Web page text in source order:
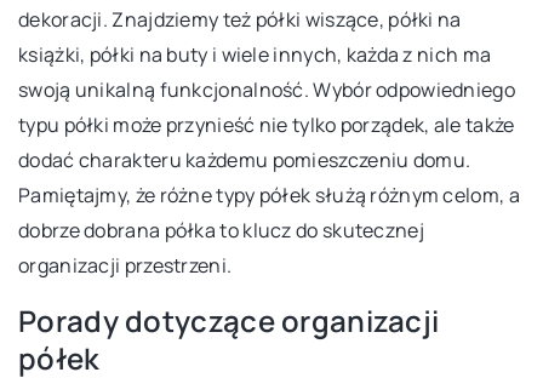
dekoracji. Znajdziemy też półki wiszące, półki na
książki, półki na buty i wiele innych, każda z nich ma
swoją unikalną funkcjonalność. Wybór odpowiedniego
typu półki może przynieść nie tylko porządek, ale także
dodać charakteru każdemu pomieszczeniu domu.
Pamiętajmy, że różne typy półek służą różnym celom, a
dobrze dobrana półka to klucz do skutecznej
organizacji przestrzeni.
Porady dotyczące organizacji
półek